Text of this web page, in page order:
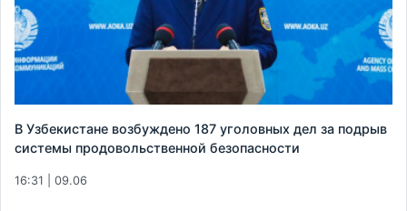
В Узбекистане возбуждено 187 уголовных дел за подрыв
системы продовольственной безопасности
16:31 | 09.06